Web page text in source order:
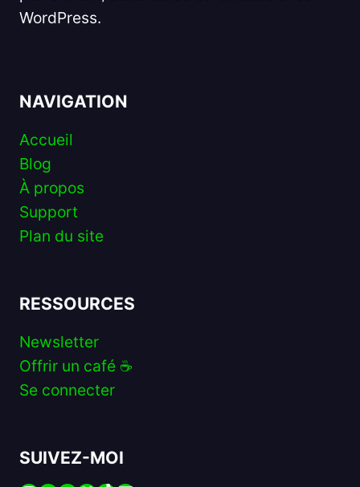
WordPress.
NAVIGATION
Accueil
Blog
À propos
Support
Plan du site
RESSOURCES
Newsletter
Offrir un café ☕️
Se connecter
SUIVEZ-MOI